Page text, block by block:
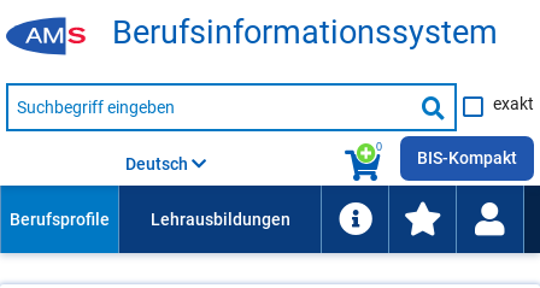
Be­rufs­in­for­ma­ti­ons­sys­tem
Suche
nach
Suche
starten
exakt
0
Deutsch BIS-Kompakt